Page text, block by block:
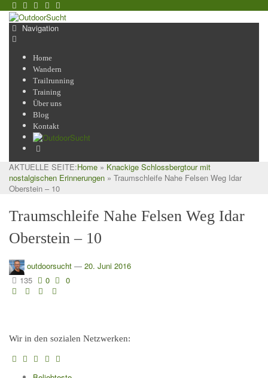
Navigation
Home
Wandern
Trailrunning
Training
Über uns
Blog
Kontakt
AKTUELLE SEITE:Home » Knackige Schlossbergtour mit
nostalgischen Erinnerungen » Traumschleife Nahe Felsen Weg Idar
Oberstein – 10
Traumschleife Nahe Felsen Weg Idar
Oberstein – 10
outdoorsucht — 20. Juni 2016
135
0 0
Wir in den sozialen Netzwerken: